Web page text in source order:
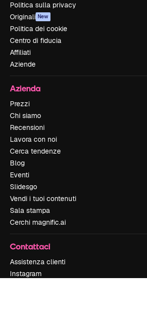
Politica sulla privacy
Originali New
Politica dei cookie
Centro di fiducia
Affiliati
Aziende
Azienda
Prezzi
Chi siamo
Recensioni
Lavora con noi
Cerca tendenze
Blog
Eventi
Slidesgo
Vendi i tuoi contenuti
Sala stampa
Cerchi magnific.ai
Contattaci
Assistenza clienti
Instagram